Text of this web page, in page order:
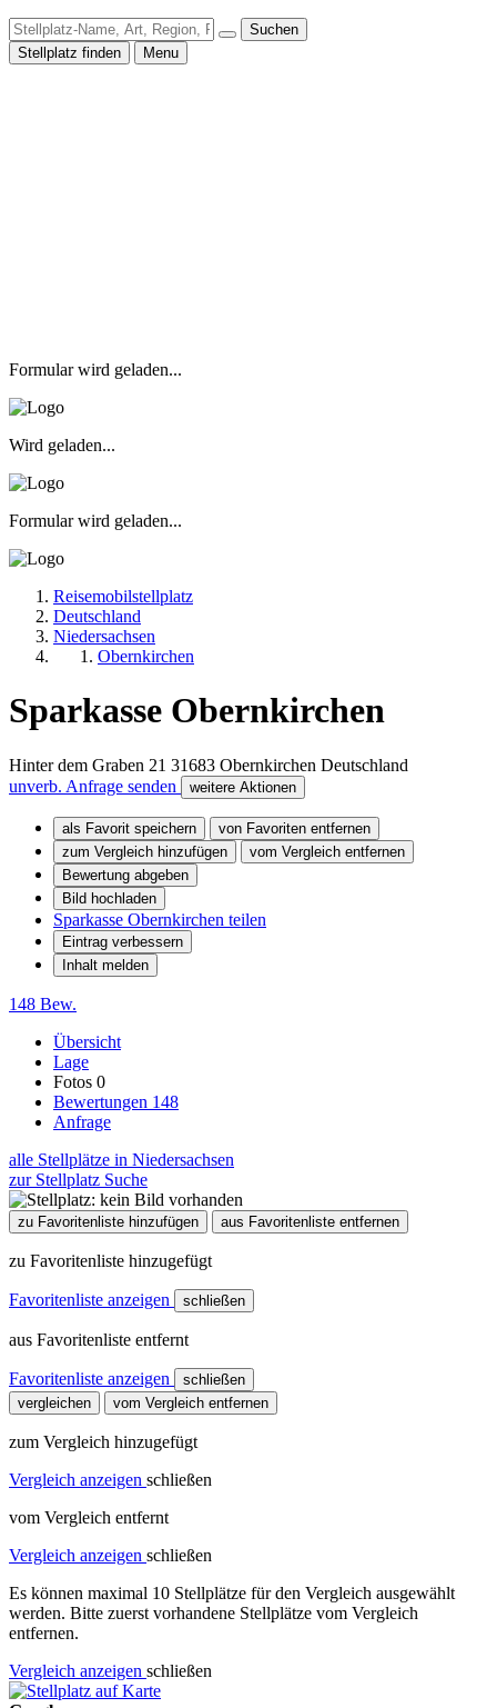
Suchen
Stellplatz finden
Menu
Formular wird geladen...
Wird geladen...
Formular wird geladen...
Reisemobilstellplatz
Deutschland
Niedersachsen
Obernkirchen
Sparkasse Obernkirchen
Hinter dem Graben 21 31683 Obernkirchen Deutschland
unverb. Anfrage senden
weitere Aktionen
als Favorit speichern
von Favoriten entfernen
zum Vergleich hinzufügen
vom Vergleich entfernen
Bewertung abgeben
Bild hochladen
Sparkasse Obernkirchen teilen
Eintrag verbessern
Inhalt melden
148 Bew.
Übersicht
Lage
Fotos 0
Bewertungen 148
Anfrage
alle Stellplätze in Niedersachsen
zur Stellplatz Suche
zu Favoritenliste hinzufügen aus Favoritenliste entfernen
zu Favoritenliste hinzugefügt
Favoritenliste anzeigen schließen
aus Favoritenliste entfernt
Favoritenliste anzeigen
schließen
vergleichen
vom Vergleich entfernen
zum Vergleich hinzugefügt
Vergleich anzeigen schließen
vom Vergleich entfernt
Vergleich anzeigen schließen
Es können maximal 10 Stellplätze für den Vergleich ausgewählt
werden. Bitte zuerst vorhandene Stellplätze vom Vergleich
entfernen.
Vergleich anzeigen schließen